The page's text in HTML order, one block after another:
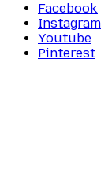
Facebook
Instagram
Youtube
Pinterest